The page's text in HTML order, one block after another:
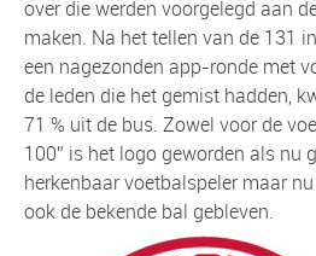
over die werden voorgelegd aan
maken. Na het tellen van de 131
een nagezonden app-ronde met
de leden die het gemist hadden,
71 % uit de bus. Zowel voor de
100” is het logo geworden als nu
herkenbaar voetbalspeler maar
ook de bekende bal gebleven.